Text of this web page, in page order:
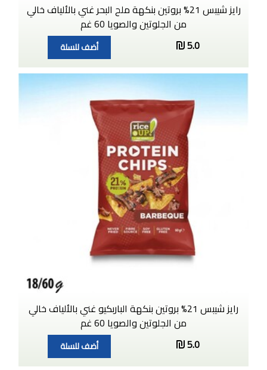
رايز شيبس 21% بروتين بنكهة ملح البحر غني بالألياف خالي
من الجلوتين والصويا 60 غم
5.0
أضف للسلة
رايز شيبس 21% بروتين بنكهة الباربكيو غني بالألياف خالي
من الجلوتين والصويا 60 غم
5.0
أضف للسلة